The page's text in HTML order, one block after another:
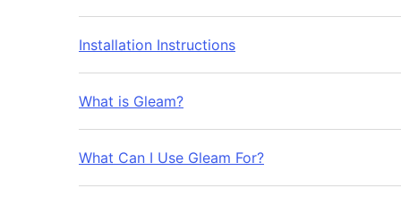
Installation Instructions
What is Gleam?
What Can I Use Gleam For?